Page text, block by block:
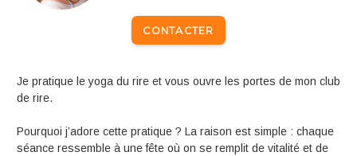
CONTACTER
Je pratique le yoga du rire et vous ouvre les portes de mon club
de rire.
Pourquoi j’adore cette pratique ? La raison est simple : chaque
séance ressemble à une fête où on se remplit de vitalité et de